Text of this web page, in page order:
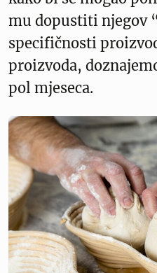
mu dopustiti njegov
specifičnosti
proizvoda,
pol mjeseca.